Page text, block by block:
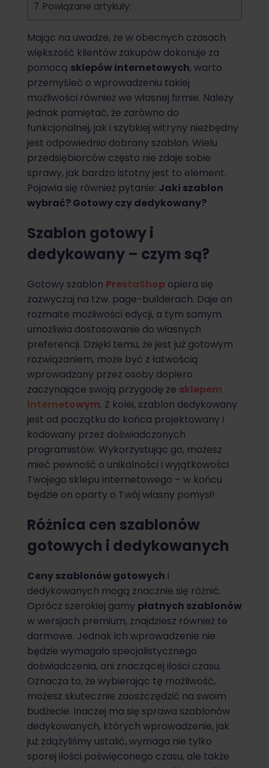
Powiązane artykuły:
Mając na uwadze, że w obecnych czasach
większość klientów zakupów dokonuje za
pomocą sklepów internetowych, warto
przemyśleć o wprowadzeniu takiej
możliwości również we własnej firmie. Należy
jednak pamiętać, że zarówno do
funkcjonalnej, jak i szybkiej witryny niezbędny
jest odpowiednio dobrany szablon. Wielu
przedsiębiorców często nie zdaje sobie
sprawy, jak bardzo istotny jest to element.
Pojawia się również pytanie: Jaki szablon
wybrać? Gotowy czy dedykowany?
Szablon gotowy i
dedykowany – czym są?
Gotowy szablon PrestaShop opiera się
zazwyczaj na tzw. page-builderach. Daje on
rozmaite możliwości edycji, a tym samym
umożliwia dostosowanie do własnych
preferencji. Dzięki temu, że jest już gotowym
rozwiązaniem, może być z łatwością
wprowadzany przez osoby dopiero
zaczynające swoją przygodę ze sklepem
internetowym. Z kolei, szablon dedykowany
jest od początku do końca projektowany i
kodowany przez doświadczonych
programistów. Wykorzystując go, możesz
mieć pewność o unikalności i wyjątkowości
Twojego sklepu internetowego – w końcu
będzie on oparty o Twój własny pomysł!
Różnica cen szablonów
gotowych i dedykowanych
Ceny szablonów gotowych i
dedykowanych mogą znacznie się różnić.
Oprócz szerokiej gamy płatnych szablonów
w wersjach premium, znajdziesz również te
darmowe. Jednak ich wprowadzenie nie
będzie wymagało specjalistycznego
doświadczenia, ani znaczącej ilości czasu.
Oznacza to, że wybierając tę możliwość,
możesz skutecznie zaoszczędzić na swoim
budżecie. Inaczej ma się sprawa szablonów
dedykowanych, których wprowadzenie, jak
już zdążyliśmy ustalić, wymaga nie tylko
sporej ilości poświęconego czasu, ale także